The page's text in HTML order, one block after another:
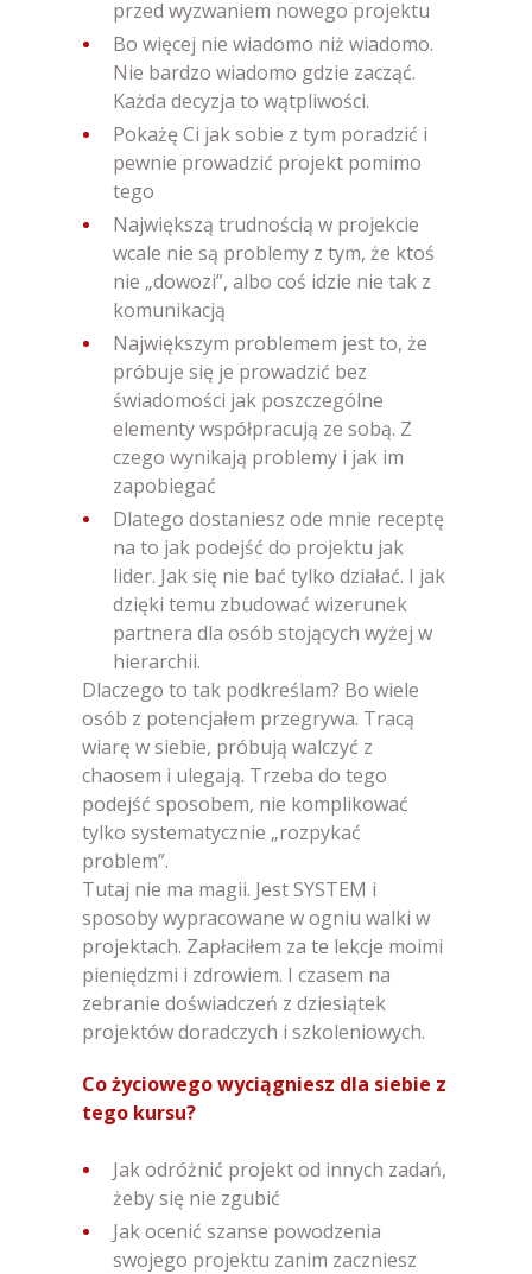
przed wyzwaniem nowego projektu
Bo więcej nie wiadomo niż wiadomo.
Nie bardzo wiadomo gdzie zacząć.
Każda decyzja to wątpliwości.
Pokażę Ci jak sobie z tym poradzić i
pewnie prowadzić projekt pomimo
tego
Największą trudnością w projekcie
wcale nie są problemy z tym, że ktoś
nie „dowozi”, albo coś idzie nie tak z
komunikacją
Największym problemem jest to, że
próbuje się je prowadzić bez
świadomości jak poszczególne
elementy współpracują ze sobą. Z
czego wynikają problemy i jak im
zapobiegać
Dlatego dostaniesz ode mnie receptę
na to jak podejść do projektu jak
lider. Jak się nie bać tylko działać. I jak
dzięki temu zbudować wizerunek
partnera dla osób stojących wyżej w
hierarchii.
Dlaczego to tak podkreślam? Bo wiele
osób z potencjałem przegrywa. Tracą
wiarę w siebie, próbują walczyć z
chaosem i ulegają. Trzeba do tego
podejść sposobem, nie komplikować
tylko systematycznie „rozpykać
problem”.
Tutaj nie ma magii. Jest SYSTEM i
sposoby wypracowane w ogniu walki w
projektach. Zapłaciłem za te lekcje moimi
pieniędzmi i zdrowiem. I czasem na
zebranie doświadczeń z dziesiątek
projektów doradczych i szkoleniowych.
Co życiowego wyciągniesz dla siebie z
tego kursu?
Jak odróżnić projekt od innych zadań,
żeby się nie zgubić
Jak ocenić szanse powodzenia
swojego projektu zanim zaczniesz